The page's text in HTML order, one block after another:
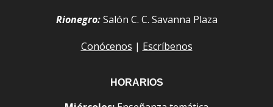
Rionegro:Salón C. C. Savanna Plaza
Conócenos | Escríbenos
HORARIOS